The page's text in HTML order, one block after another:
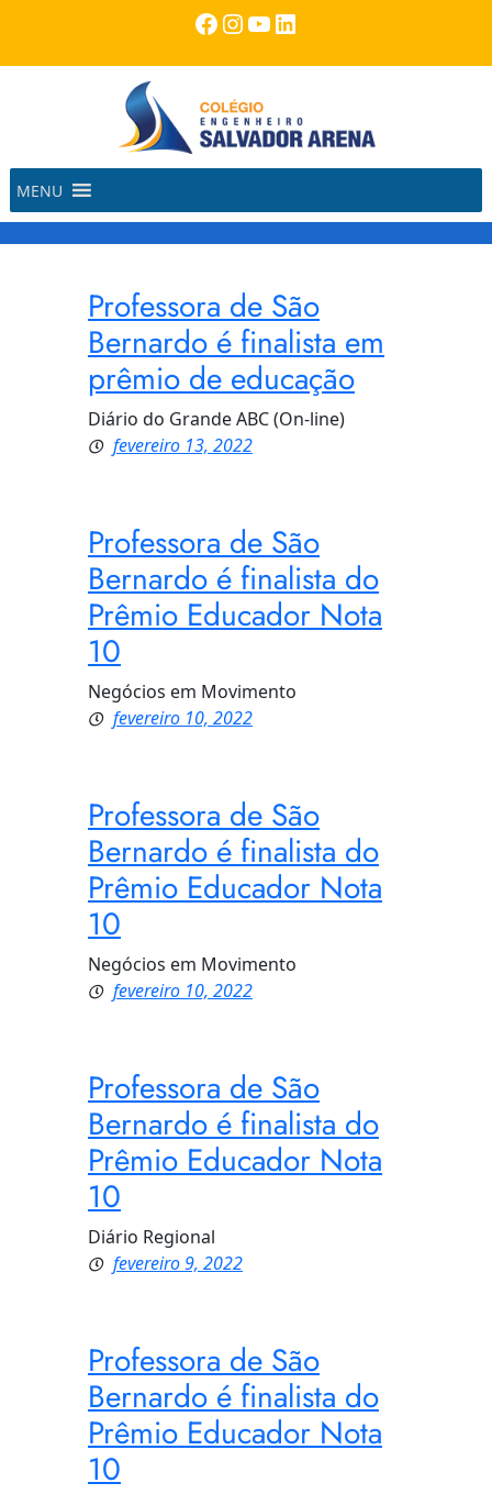
o
Facebook
Instagram
Youtube
LinkedIn
MENU
Professora de São
Bernardo é finalista em
prêmio de educação
Diário do Grande ABC (On-line)
fevereiro 13, 2022
Professora de São
Bernardo é finalista do
Prêmio Educador Nota
10
Negócios em Movimento
fevereiro 10, 2022
Professora de São
Bernardo é finalista do
Prêmio Educador Nota
10
Negócios em Movimento
fevereiro 10, 2022
Professora de São
Bernardo é finalista do
Prêmio Educador Nota
10
Diário Regional
fevereiro 9, 2022
Professora de São
Bernardo é finalista do
Prêmio Educador Nota
10